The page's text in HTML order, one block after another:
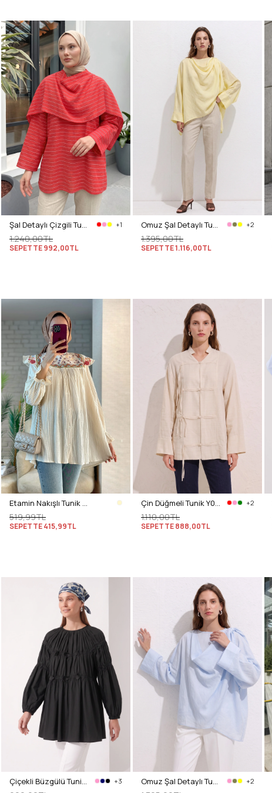
Şal Detaylı Çizgili Tunik Y0153 - AÇIK KIRMIZI +1
1.240,00TL
SEPETTE992,00TL
Omuz Şal Detaylı Tunik Y0156 - AÇIK SARI +2
1.395,00TL
SEPETTE1.116,00TL
Etamin Nakışlı Tunik 2099 - KREM
519,99TL
SEPETTE415,99TL
Çin Düğmeli Tunik Y0158 - TAŞ +2
1.110,00TL
SEPETTE888,00TL
Çiçekli Büzgülü Tunik 5501 - SİYAH +3 Omuz Şal Detaylı Tunik Y0156 - BEBE MAVİSİ +2